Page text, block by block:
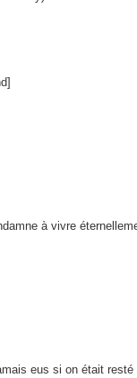
à vivre
eus si on était resté